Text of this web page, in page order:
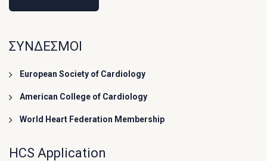
ΣΥΝΔΕΣΜΟΙ
European Society of Cardiology
American College of Cardiology
World Heart Federation Membership
HCS Application